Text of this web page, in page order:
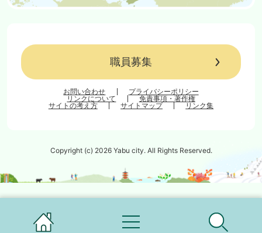
職員募集
お問い合わせ
プライバシーポリシー
リンクについて
免責事項・著作権
サイトの考え方
サイトマップ リンク集
Copyright (c) 2026 Yabu city. All Rights Reserved.